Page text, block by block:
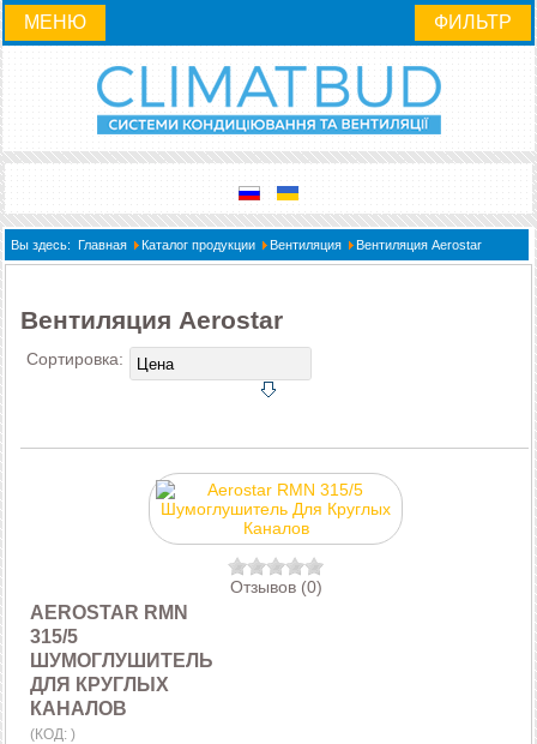
МЕНЮ
Вы здесь: Главная Каталог продукции Вентиляция Вентиляция Aerostar
ФИЛЬТР
Вентиляция Aerostar
Сортировка:
Отзывов (0)
AEROSTAR RMN
315/5
ШУМОГЛУШИТЕЛЬ
ДЛЯ КРУГЛЫХ
КАНАЛОВ
(КОД: )